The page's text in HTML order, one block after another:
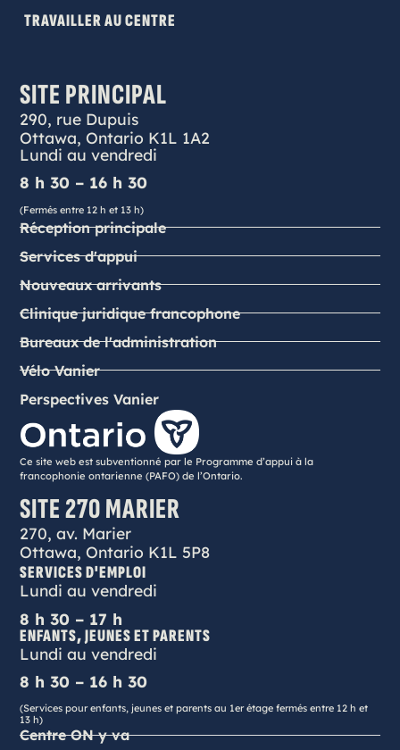
TRAVAILLER AU CENTRE
SITE PRINCIPAL
290, rue Dupuis
Ottawa, Ontario K1L 1A2
Lundi au vendredi
8 h 30 – 16 h 30
(Fermés entre 12 h et 13 h)
Réception principale
Services d'appui
Nouveaux arrivants
Clinique juridique francophone
Bureaux de l'administration
Vélo Vanier
Perspectives Vanier
Ce site web est subventionné par le Programme d’appui à la
francophonie ontarienne (PAFO) de l’Ontario.
SITE 270 MARIER
270, av. Marier
Ottawa, Ontario K1L 5P8
SERVICES D'EMPLOI
Lundi au vendredi
8 h 30 – 17 h
ENFANTS, JEUNES ET PARENTS
Lundi au vendredi
8 h 30 – 16 h 30
(Services pour enfants, jeunes et parents au 1er étage fermés entre 12 h et
13 h)
Centre ON y va